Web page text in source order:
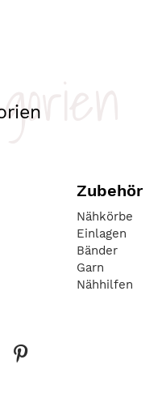
Zubehör
Nähkörbe
Einlagen
Bänder
Garn
Nähhilfen